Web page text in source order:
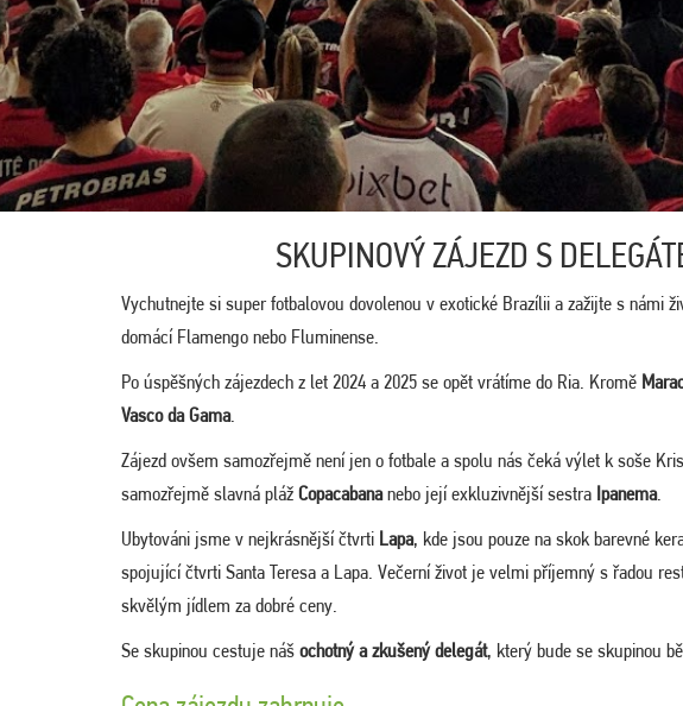
SKUPINOVÝ ZÁJEZD S
Vychutnejte si super fotbalovou dovolenou v exotické Brazílii a zažijte s námi
domácí Flamengo nebo Fluminense.
Po úspěšných zájezdech z let 2024 a 2025 se opět vrátíme do Ria. Kromě
Vasco da Gama.
Zájezd ovšem samozřejmě není jen o fotbale a spolu nás čeká výlet k soše
samozřejmě slavná pláž Copacabananebo její exkluzivnější sestra Ipanema.
Ubytováni jsme v nejkrásnější čtvrti Lapa, kde jsou pouze na skok barevné
spojující čtvrti Santa Teresa a Lapa. Večerní život je velmi příjemný s řadou
skvělým jídlem za dobré ceny.
Se skupinou cestuje náš ochotný a zkušený delegát, který bude se skupinou